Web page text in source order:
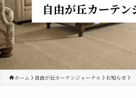
自由が丘カーテン
ホーム 自由が丘カーテンジャーナル お知らせ